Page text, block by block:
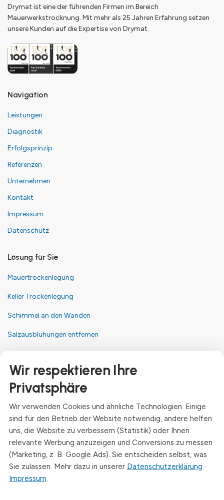
Drymat ist eine der führenden Firmen im Bereich
Mauerwerkstrocknung. Mit mehr als 25 Jahren Erfahrung setzen
unsere Kunden auf die Expertise von Drymat.
Navigation
Leistungen
Diagnostik
Erfolgsprinzip
Referenzen
Unternehmen
Kontakt
Impressum
Datenschutz
Lösung für Sie
Mauertrockenlegung
Keller Trockenlegung
Schimmel an den Wänden
Salzausblühungen entfernen
Anschrift
Dresdner Straße 24, 09577 Niederwiesa
Telefon
+49 (0)3726 - 720 560
E-Mail
info@drymat.de
Öffnungszeiten
Mo-Fr: 08:00 - 15:00 Uhr
Wir respektieren Ihre
Privatsphäre
Wir verwenden Cookies und ähnliche Technologien. Einige
sind für den Betrieb der Website notwendig, andere helfen
uns, die Website zu verbessern (Statistik) oder Ihnen
relevante Werbung anzuzeigen und Conversions zu messen
(Marketing, z. B. Google Ads). Sie entscheiden selbst, was
Sie zulassen. Mehr dazu in unserer Datenschutzerklärung ·
Impressum.